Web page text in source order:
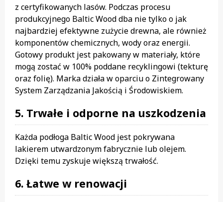
z certyfikowanych lasów. Podczas procesu
produkcyjnego Baltic Wood dba nie tylko o jak
najbardziej efektywne zużycie drewna, ale również
komponentów chemicznych, wody oraz energii.
Gotowy produkt jest pakowany w materiały, które
mogą zostać w 100% poddane recyklingowi (tekturę
oraz folię). Marka działa w oparciu o Zintegrowany
System Zarządzania Jakością i Środowiskiem.
5. Trwałe i odporne na uszkodzenia
Każda podłoga Baltic Wood jest pokrywana
lakierem utwardzonym fabrycznie lub olejem.
Dzięki temu zyskuje większą trwałość.
6. Łatwe w renowacji